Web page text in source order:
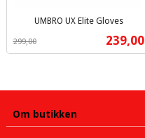
UMBRO UX Elite Gloves
Tilbud
239,00
299,00
mva.
Om butikken